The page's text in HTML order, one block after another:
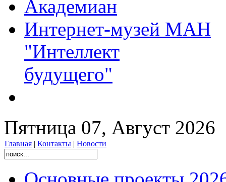
Академиан
Интернет-музей МАН
"Интеллект
будущего"
Пятница 07, Август 2026
Главная | Контакты | Новости